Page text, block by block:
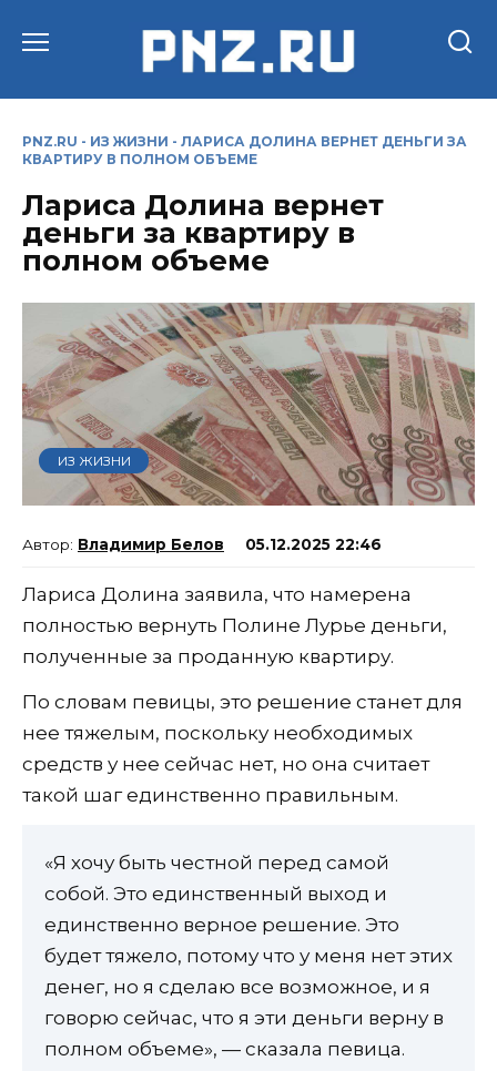
PNZ.RU - ИЗ ЖИЗНИ - ЛАРИСА ДОЛИНА ВЕРНЕТ ДЕНЬГИ ЗА
КВАРТИРУ В ПОЛНОМ ОБЪЕМЕ
Лариса Долина вернет
деньги за квартиру в
полном объеме
ИЗ ЖИЗНИ
Владимир Белов 05.12.2025 22:46
Лариса Долина заявила, что намерена
полностью вернуть Полине Лурье деньги,
полученные за проданную квартиру.
По словам певицы, это решение станет для
нее тяжелым, поскольку необходимых
средств у нее сейчас нет, но она считает
такой шаг единственно правильным.
«Я хочу быть честной перед самой
собой. Это единственный выход и
единственно верное решение. Это
будет тяжело, потому что у меня нет этих
денег, но я сделаю все возможное, и я
говорю сейчас, что я эти деньги верну в
полном объеме», — сказала певица.